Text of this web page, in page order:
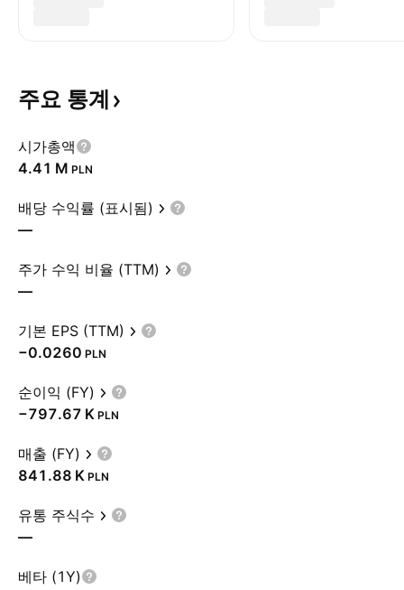
주요 통계
시가총액
‪4.41 M‬ PLN
배당 수익률 (표시됨)
—
주가 수익 비율 (TTM)
—
기본 EPS (TTM)
−0.0260 PLN
순이익 (FY)
‪−797.67 K‬ PLN
매출 (FY)
‪841.88 K‬ PLN
유통 주식수
—
베타 (1Y)